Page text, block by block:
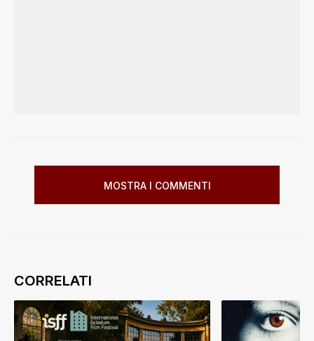
MOSTRA I COMMENTI